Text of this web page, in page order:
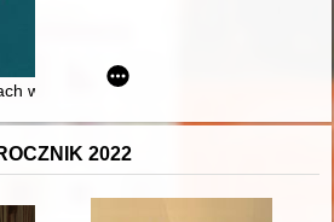
wzywających do ochrony gatunkowej
2022